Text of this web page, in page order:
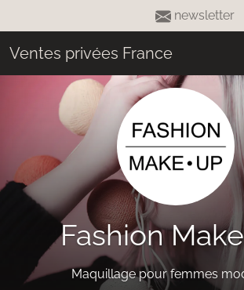
newsletter
Ventes privées France
Fashion
Maquillage pour femmes